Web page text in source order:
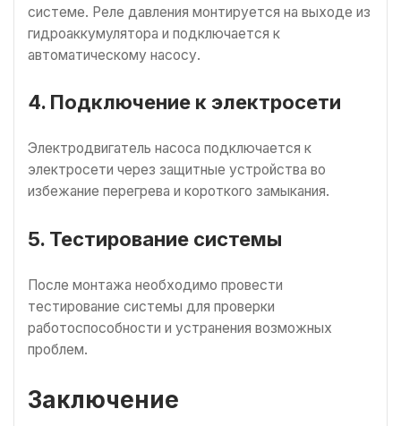
системе. Реле давления монтируется на выходе из
гидроаккумулятора и подключается к
автоматическому насосу.
4. Подключение к электросети
Электродвигатель насоса подключается к
электросети через защитные устройства во
избежание перегрева и короткого замыкания.
5. Тестирование системы
После монтажа необходимо провести
тестирование системы для проверки
работоспособности и устранения возможных
проблем.
Заключение